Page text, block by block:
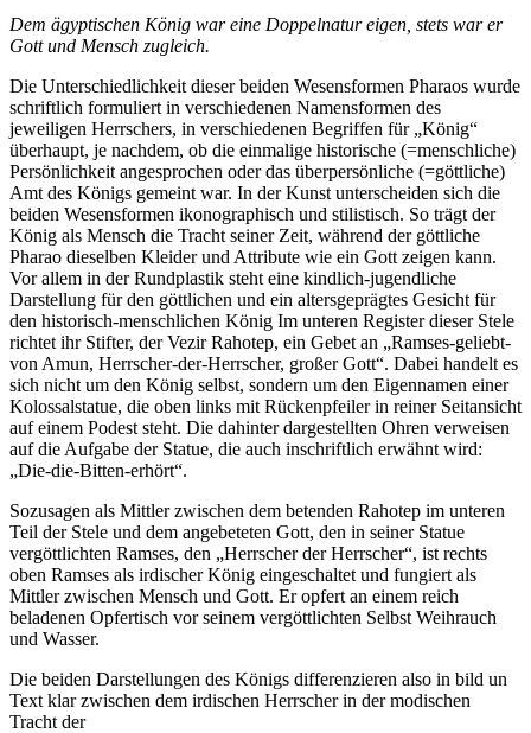
Dem ägyptischen König war eine Doppelnatur eigen, stets war er
Gott und Mensch zugleich.
Die Unterschiedlichkeit dieser beiden Wesensformen Pharaos wurde
schriftlich formuliert in verschiedenen Namensformen des
jeweiligen Herrschers, in verschiedenen Begriffen für „König“
überhaupt, je nachdem, ob die einmalige historische (=menschliche)
Persönlichkeit angesprochen oder das überpersönliche (=göttliche)
Amt des Königs gemeint war. In der Kunst unterscheiden sich die
beiden Wesensformen ikonographisch und stilistisch. So trägt der
König als Mensch die Tracht seiner Zeit, während der göttliche
Pharao dieselben Kleider und Attribute wie ein Gott zeigen kann.
Vor allem in der Rundplastik steht eine kindlich-jugendliche
Darstellung für den göttlichen und ein altersgeprägtes Gesicht für
den historisch-menschlichen König Im unteren Register dieser Stele
richtet ihr Stifter, der Vezir Rahotep, ein Gebet an „Ramses-geliebt-
von Amun, Herrscher-der-Herrscher, großer Gott“. Dabei handelt es
sich nicht um den König selbst, sondern um den Eigennamen einer
Kolossalstatue, die oben links mit Rückenpfeiler in reiner Seitansicht
auf einem Podest steht. Die dahinter dargestellten Ohren verweisen
auf die Aufgabe der Statue, die auch inschriftlich erwähnt wird:
„Die-die-Bitten-erhört“.
Sozusagen als Mittler zwischen dem betenden Rahotep im unteren
Teil der Stele und dem angebeteten Gott, den in seiner Statue
vergöttlichten Ramses, den „Herrscher der Herrscher“, ist rechts
oben Ramses als irdischer König eingeschaltet und fungiert als
Mittler zwischen Mensch und Gott. Er opfert an einem reich
beladenen Opfertisch vor seinem vergöttlichten Selbst Weihrauch
und Wasser.
Die beiden Darstellungen des Königs differenzieren also in bild un
Text klar zwischen dem irdischen Herrscher in der modischen
Tracht der